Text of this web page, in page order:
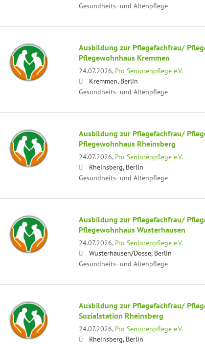
Gesundheits- und Altenpflege
Ausbildung zur Pflegefachfrau/
Pflegewohnhaus Kremmen
24.07.2026, Pro Seniorenpflege e.V.
Kremmen, Berlin
Gesundheits- und Altenpflege
Ausbildung zur Pflegefachfrau/
Pflegewohnhaus Rheinsberg
24.07.2026, Pro Seniorenpflege e.V.
Rheinsberg, Berlin
Gesundheits- und Altenpflege
Ausbildung zur Pflegefachfrau/
Pflegewohnhaus Wusterhausen
24.07.2026, Pro Seniorenpflege e.V.
Wusterhausen/Dosse, Berlin
Gesundheits- und Altenpflege
Ausbildung zur Pflegefachfrau/
Sozialstation Rheinsberg
24.07.2026, Pro Seniorenpflege e.V.
Rheinsberg, Berlin